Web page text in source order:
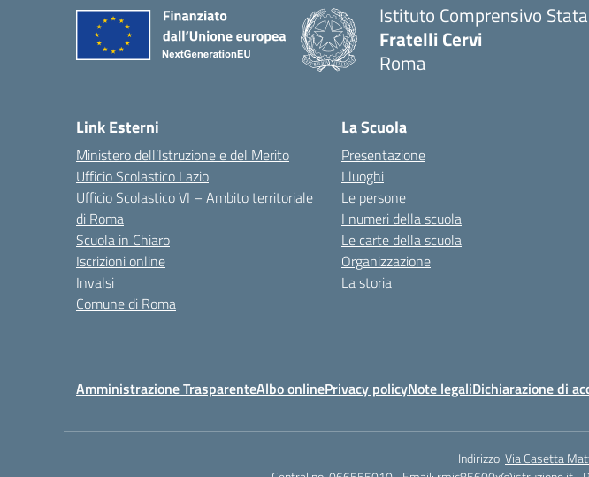
Istituto Comprensivo
Fratelli Cervi
Roma
Link Esterni
Ministero dell’Istruzione e del Merito
Ufficio Scolastico Lazio
Ufficio Scolastico VI – Ambito territoriale
di Roma
Scuola in Chiaro
Iscrizioni online
Invalsi
Comune di Roma
La Scuola
Presentazione
I luoghi
Le persone
I numeri della scuola
Le carte della scuola
Organizzazione
La storia
Amministrazione TrasparenteAlbo onlinePrivacy policyNote legaliDichiarazione di
Indirizzo:Via Casetta